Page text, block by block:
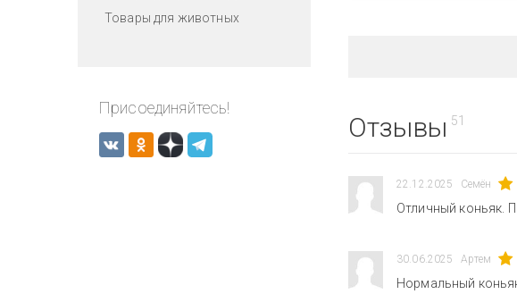
Товары для животных
Присоединяйтесь!
Отзывы 51
22.12.2025 Семён
Отличный коньяк.
30.06.2025 Артем
Нормальный